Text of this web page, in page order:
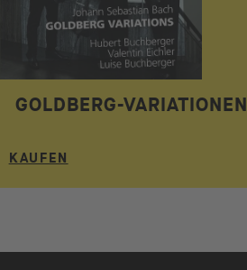
GOLDBERG-VARIATIONEN
KAUFEN